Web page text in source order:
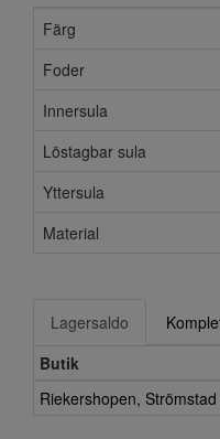
Färg
Foder
Innersula
Löstagbar sula
Yttersula
Material
Lagersaldo
Butik
Riekershopen, Strömstad